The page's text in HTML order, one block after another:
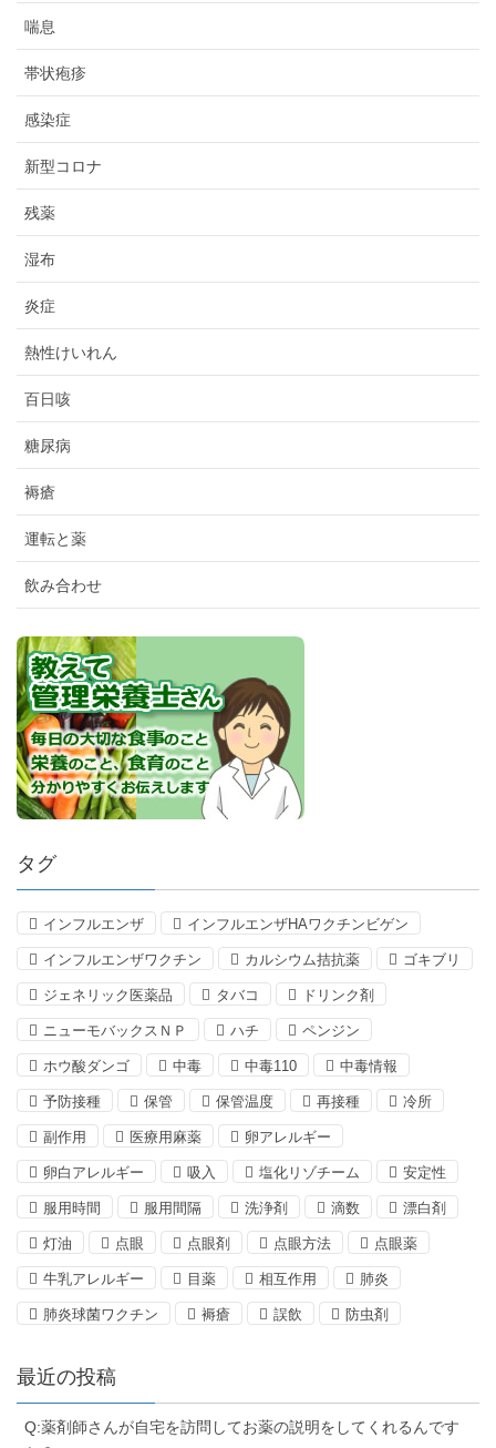
喘息
帯状疱疹
感染症
新型コロナ
残薬
湿布
炎症
熱性けいれん
百日咳
糖尿病
褥瘡
運転と薬
飲み合わせ
タグ
インフルエンザ インフルエンザHAワクチンビゲン
インフルエンザワクチン カルシウム拮抗薬 ゴキブリ
ジェネリック医薬品 タバコ ドリンク剤
ニューモバックスＮＰ ハチ ペンジン
ホウ酸ダンゴ 中毒 中毒110 中毒情報
予防接種 保管 保管温度 再接種 冷所
副作用 医療用麻薬 卵アレルギー
卵白アレルギー 吸入 塩化リゾチーム 安定性
服用時間 服用間隔 洗浄剤 滴数 漂白剤
灯油 点眼 点眼剤 点眼方法 点眼薬
牛乳アレルギー 目薬 相互作用 肺炎
肺炎球菌ワクチン 褥瘡 誤飲 防虫剤
最近の投稿
Q:薬剤師さんが自宅を訪問してお薬の説明をしてくれるんです